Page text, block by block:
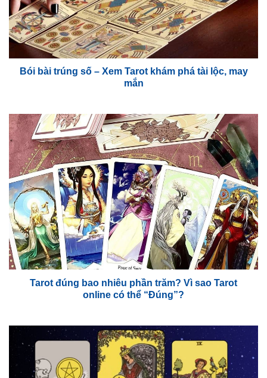
Bói bài trúng số – Xem Tarot khám phá tài lộc, may
mắn
Tarot đúng bao nhiêu phần trăm? Vì sao Tarot
online có thể “Đúng”?